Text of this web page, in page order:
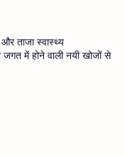
ताजा स्वास्थ्य
में होने वाली नयी खोजों से